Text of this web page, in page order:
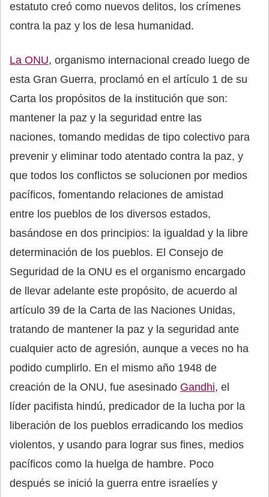
estatuto creó como nuevos delitos, los crímenes
contra la paz y los de lesa humanidad.
La ONU, organismo internacional creado luego de
esta Gran Guerra, proclamó en el artículo 1 de su
Carta los propósitos de la institución que son:
mantener la paz y la seguridad entre las
naciones, tomando medidas de tipo colectivo para
prevenir y eliminar todo atentado contra la paz, y
que todos los conflictos se solucionen por medios
pacíficos, fomentando relaciones de amistad
entre los pueblos de los diversos estados,
basándose en dos principios: la igualdad y la libre
determinación de los pueblos. El Consejo de
Seguridad de la ONU es el organismo encargado
de llevar adelante este propósito, de acuerdo al
artículo 39 de la Carta de las Naciones Unidas,
tratando de mantener la paz y la seguridad ante
cualquier acto de agresión, aunque a veces no ha
podido cumplirlo. En el mismo año 1948 de
creación de la ONU, fue asesinado Gandhi, el
líder pacifista hindú, predicador de la lucha por la
liberación de los pueblos erradicando los medios
violentos, y usando para lograr sus fines, medios
pacíficos como la huelga de hambre. Poco
después se inició la guerra entre israelíes y